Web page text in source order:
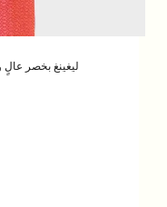
ليغينغ بخصر